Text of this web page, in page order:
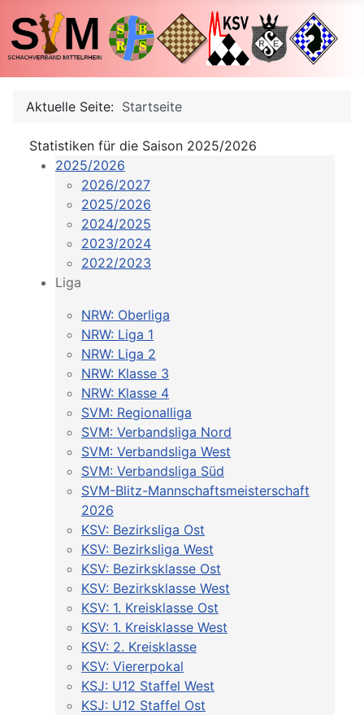
Aktuelle Seite: Startseite
Statistiken für die Saison 2025/2026
2025/2026
2026/2027
2025/2026
2024/2025
2023/2024
2022/2023
Liga
NRW: Oberliga
NRW: Liga 1
NRW: Liga 2
NRW: Klasse 3
NRW: Klasse 4
SVM: Regionalliga
SVM: Verbandsliga Nord
SVM: Verbandsliga West
SVM: Verbandsliga Süd
SVM-Blitz-Mannschaftsmeisterschaft
2026
KSV: Bezirksliga Ost
KSV: Bezirksliga West
KSV: Bezirksklasse Ost
KSV: Bezirksklasse West
KSV: 1. Kreisklasse Ost
KSV: 1. Kreisklasse West
KSV: 2. Kreisklasse
KSV: Viererpokal
KSJ: U12 Staffel West
KSJ: U12 Staffel Ost